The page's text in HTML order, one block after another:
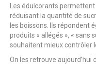
Les édulcorants
réduisant la quantité de
les boissons. Ils répondent
produits « allégés », « sans
souhaitent mieux contrôler
On les retrouve